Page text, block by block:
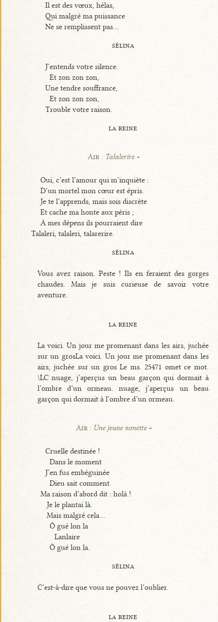
Il est des vœux, hélas,
Qui malgré ma puissance
Ne se remplissent pas...
sélina
J’entends votre silence.
Et zon zon zon,
Une tendre souffrance,
Et zon zon zon,
Trouble votre raison.
la reine
Air : Talalerire
Oui, c’est l’amour qui m’inquiète :
D’un mortel mon cœur est épris.
Je te l’apprends, mais sois discrète
Et cache ma honte aux péris ;
À mes dépens ils pourraient dire
Talaleri, talaleri, talarerire.
sélina
Vous avez raison. Peste ! Ils en feraient des gorges
chaudes. Mais je suis curieuse de savoir votre
aventure.
la reine
La voici. Un jour me promenant dans les airs, juchée
sur un grosLa voici. Un jour me promenant dans les
airs, juchée sur un gros Le ms. 25471 omet ce mot.
\LC nuage, j’aperçus un beau garçon qui dormait à
l’ombre d’un ormeau. nuage, j’aperçus un beau
garçon qui dormait à l’ombre d’un ormeau.
Air : Une jeune nonette
Cruelle destinée !
Dans le moment
J’en fus embéguinée
Dieu sait comment.
Ma raison d’abord dit : holà !
Je le plantai là.
Mais malgré cela...
Ô gué lon la
Lanlaire
Ô gué lon la.
sélina
C’est-à-dire que vous ne pouvez l’oublier.
la reine